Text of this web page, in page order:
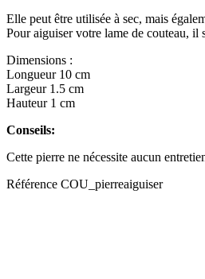
Elle peut être utilisée à sec, mais
Pour aiguiser votre lame de couteau, il
Dimensions :
Longueur 10 cm
Largeur 1.5 cm
Hauteur 1 cm
Conseils:
Cette pierre ne nécessite aucun
Référence COU_pierreaiguiser